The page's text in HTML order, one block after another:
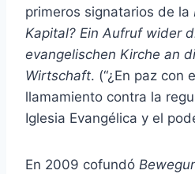
primeros signatarios de la
Kapital? Ein Aufruf wider
evangelischen Kirche an
Wirtschaft. (“¿En paz con
llamamiento contra la
Iglesia Evangélica y el
En 2009 cofundó